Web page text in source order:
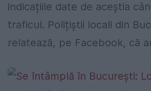
indicațiile date de aceștia
traficul. Polițiștii locali din
relatează, pe Facebook, că